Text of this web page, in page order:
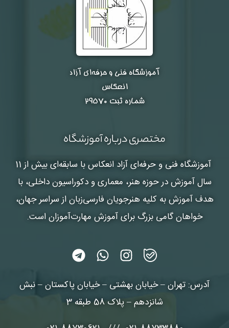
آموزشگاه فنی و حرفه‌ای آزاد
انعکاس
شماره ثبت ۲۹۵۷۰
مختصری درباره آموزشگاه
آموزشگاه فنی و حرفه‌ای آزاد انعکاس
با سابقه‌ای بیش از 11
سال آموزش در حوزه هنر، معماری و دکوراسیون داخلی، با
هدف آموزش به کلیه هنرجویان فارسی‌زبان از سراسر جهان،
خواهان گامی بزرگ برای آموزش مهارت‌آموزان است.
آدرس: تهران – خیابان بهشتی – خیابان پاکستان – نبش
شانزدهم – پلاک 58 طبقه 3